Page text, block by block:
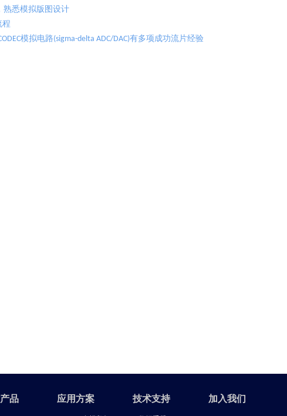
悉模拟版图设计
程
模拟电路(sigma-delta ADC/DAC)有多项成功流片经验
品 应用方案 技术支持 加入我们